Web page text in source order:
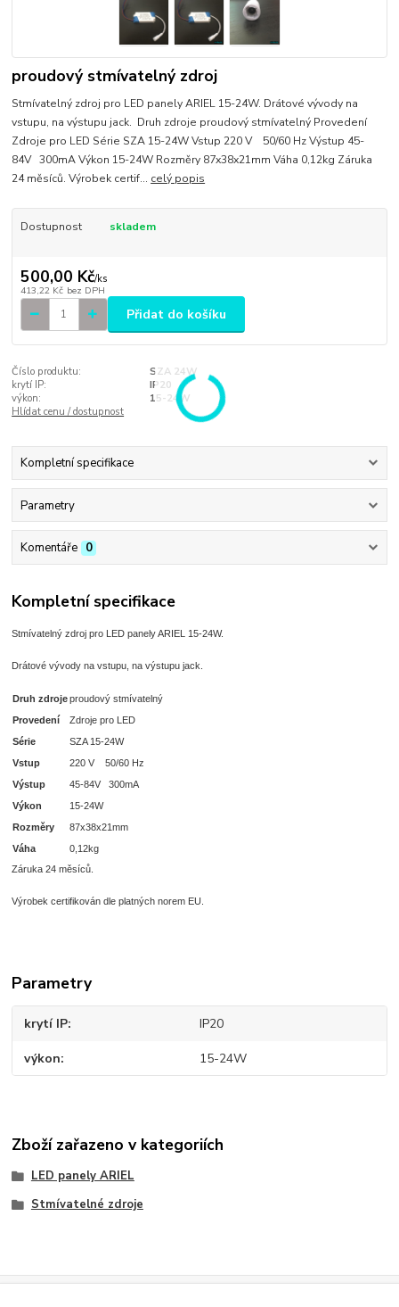
proudový stmívatelný zdroj
Stmívatelný zdroj pro LED panely ARIEL 15-24W. Drátové vývody na
vstupu, na výstupu jack. Druh zdroje proudový stmívatelný Provedení
Zdroje pro LED Série SZA 15-24W Vstup 220 V 50/60 Hz Výstup 45-
84V 300mA Výkon 15-24W Rozměry 87x38x21mm Váha 0,12kg Záruka
24 měsíců. Výrobek certif... celý popis
Dostupnost skladem
500,00 Kč/ks
413,22 Kč bez DPH
Přidat do košíku
Číslo produktu:
SZA 24W
krytí IP:
IP20
výkon:
15-24W
Hlídat cenu / dostupnost
Kompletní specifikace
Parametry
Komentáře 0
Kompletní specifikace
Stmívatelný zdroj pro LED panely ARIEL 15-24W.
Drátové vývody na vstupu, na výstupu jack.
Druh zdrojeproudový stmívatelný
Provedení
Zdroje pro LED
Série
SZA 15-24W
Vstup
220 V 50/60 Hz
Výstup
45-84V 300mA
Výkon
15-24W
Rozměry
87x38x21mm
Váha
0,12kg
Záruka 24 měsíců.
Výrobek certifikován dle platných norem EU.
Parametry
krytí IP IP20
výkon 15-24W
Zboží zařazeno v kategoriích
LED panely ARIEL
Stmívatelné zdroje
Evidence Tržeb